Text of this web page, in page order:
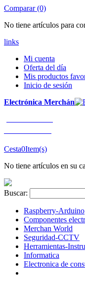
Comparar (0)
No tiene artículos para
links
Mi cuenta
Oferta del día
Mis productos
Inicio de sesión
Electrónica Merchán
Cesta0Item(s)
No tiene artículos en su
Buscar:
Raspberry-Arduino
Componentes
Merchan World
Seguridad-CCTV
Herramientas-
Informatica
Electronica de